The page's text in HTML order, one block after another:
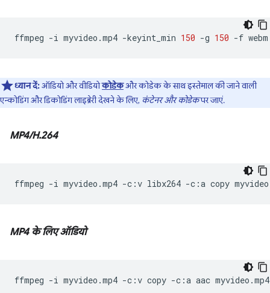
ffmpeg -i myvideo.mp4 -keyint_min 150 -g 150 -f webm
ध्यान दें:ऑडियो और वीडियोकोडेकऔर कोडेक के साथ इस्तेमाल की जाने वाली
एन्कोडिंग और डिकोडिंग लाइब्रेरी देखने के लिए, कंटेनर और कोडेकपर जाएं.
MP4/H.264
ffmpeg -i myvideo.mp4 -c:v libx264 -c:a copy
MP4 के लिए ऑडियो
ffmpeg -i myvideo.mp4 -c:v copy -c:a aac